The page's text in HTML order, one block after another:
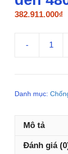
382.911.000₫
-
Danh mục:
Mô tả
Đánh giá